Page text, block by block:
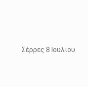
8 Ιουλίου